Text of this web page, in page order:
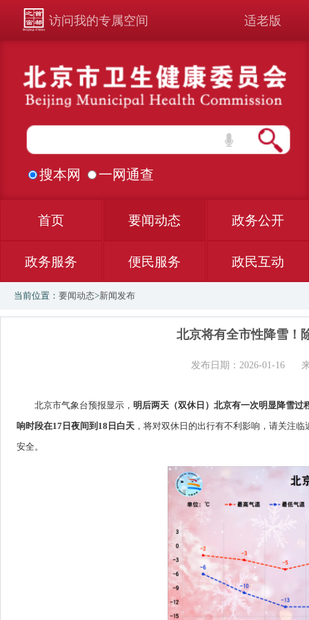
访问我的专属空间 适老版
搜本网 一网通查
首页 要闻动态 政务公开
政务服务 便民服务 政民互动
当前位置： 要闻动态>新闻发布
北京将有全市性降雪！
发布日期：2026-01-16
北京市气象台预报显示， 明后两天（双休日）北京有一次明显降雪过
响时段在17日夜间到18日白天 ，将对双休日的出行有不利影响，请关注
安全。